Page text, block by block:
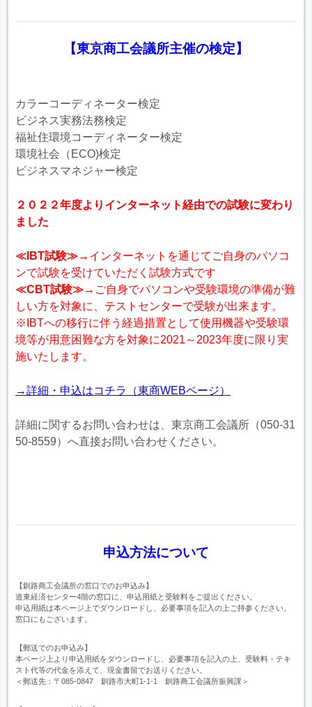
【東京商工会議所主催の検定】
カラーコーディネーター検定
ビジネス実務法務検定
福祉住環境コーディネーター検定
環境社会（ECO)検定
ビジネスマネジャー検定
２０２２年度よりインターネット経由での試験に変わり
ました
≪IBT試験≫→ インターネットを通じてご自身のパソコ
ンで試験を受けていただく試験方式です
≪CBT試験≫→ ご自身でパソコンや受験環境の準備が難
しい方を対象に、テストセンターで受験が出来ます。
※IBTへの移行に伴う経過措置として使用機器や受験環
境等が用意困難な方を対象に2021～2023年度に限り実
施いたします。
→詳細・申込はコチラ（東商WEBページ）
詳細に関するお問い合わせは、東京商工会議所（050-31
50-8559）へ直接お問い合わせください。
申込方法について
【釧路商工会議所の窓口でのお申込み】
道東経済センター4階の窓口に、申込用紙と受験料をご提出ください。
申込用紙は本ページ上でダウンロードし、必要事項を記入の上ご持参ください。
窓口にもございます。
【郵送でのお申込み】
本ページ上より申込用紙をダウンロードし、必要事項を記入の上、受験料・テキ
スト代等の代金を添えて、現金書留でお送りください。
＜郵送先：〒085-0847 釧路市大町1-1-1 釧路商工会議所振興課＞